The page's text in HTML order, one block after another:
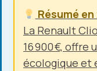
Résumé
La Renault
16 900 €,
écologique et